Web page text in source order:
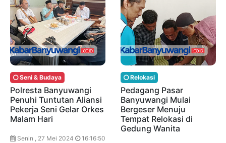
Seni & Budaya
Polresta Banyuwangi
Penuhi Tuntutan Aliansi
Pekerja Seni Gelar Orkes
Malam Hari
Senin , 27 Mei 2024
16:16:50
Relokasi
Pedagang Pasar
Banyuwangi Mulai
Bergeser Menuju
Tempat Relokasi di
Gedung Wanita